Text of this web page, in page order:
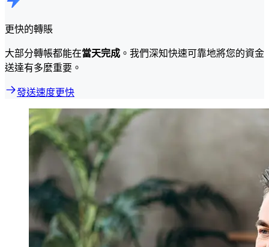
更快的轉賬
大部分轉帳都能在當天完成 。我們深知快速可靠地將您的資金
送達有多麼重要。
發送速度更快